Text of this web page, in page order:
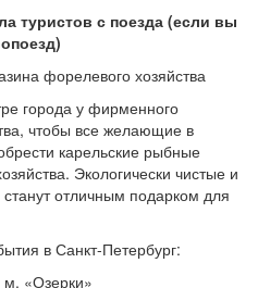
туристов с поезда (если вы
форелевого хозяйства
города у фирменного
чтобы все желающие в
карельские рыбные
Экологически чистые и
отличным подарком для
в Санкт-Петербург:
м. «Озерки»